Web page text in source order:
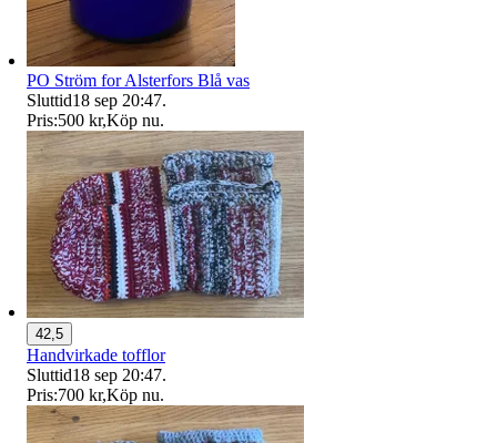
PO Ström for Alsterfors Blå vas
Sluttid18 sep 20:47.
Pris:500 kr,Köp nu.
42,5
Handvirkade tofflor
Sluttid18 sep 20:47.
Pris:700 kr,Köp nu.